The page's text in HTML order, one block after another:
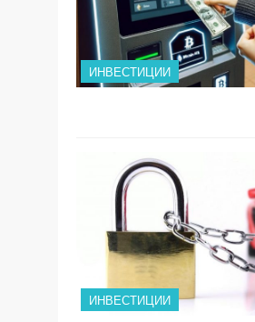
ИНВЕСТИЦИИ
ИНВЕСТИЦИИ